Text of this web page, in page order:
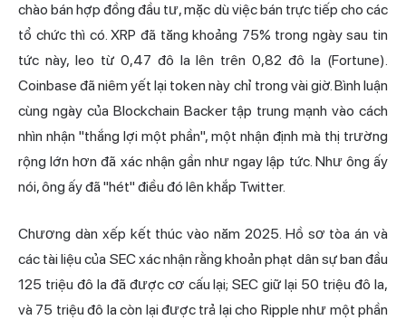
chào bán hợp đồng đầu tư, mặc dù việc bán trực tiếp cho các
tổ chức thì có. XRP đã tăng khoảng 75% trong ngày sau tin
tức này, leo từ 0,47 đô la lên trên 0,82 đô la (Fortune).
Coinbase đã niêm yết lại token này chỉ trong vài giờ. Bình luận
cùng ngày của Blockchain Backer tập trung mạnh vào cách
nhìn nhận "thắng lợi một phần", một nhận định mà thị trường
rộng lớn hơn đã xác nhận gần như ngay lập tức. Như ông ấy
nói, ông ấy đã "hét" điều đó lên khắp Twitter.
Chương dàn xếp kết thúc vào năm 2025. Hồ sơ tòa án và
các tài liệu của SEC xác nhận rằng khoản phạt dân sự ban đầu
125 triệu đô la đã được cơ cấu lại; SEC giữ lại 50 triệu đô la,
và 75 triệu đô la còn lại được trả lại cho Ripple như một phần